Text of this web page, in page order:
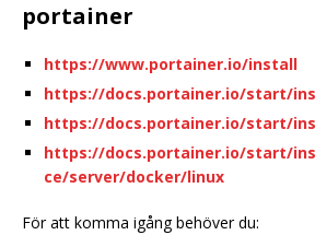
portainer
https://www.portainer.io/install
https://docs.portainer.io/start/
https://docs.portainer.io/start/
https://docs.portainer.io/start/
ce/server/docker/linux
För att komma igång behöver du: